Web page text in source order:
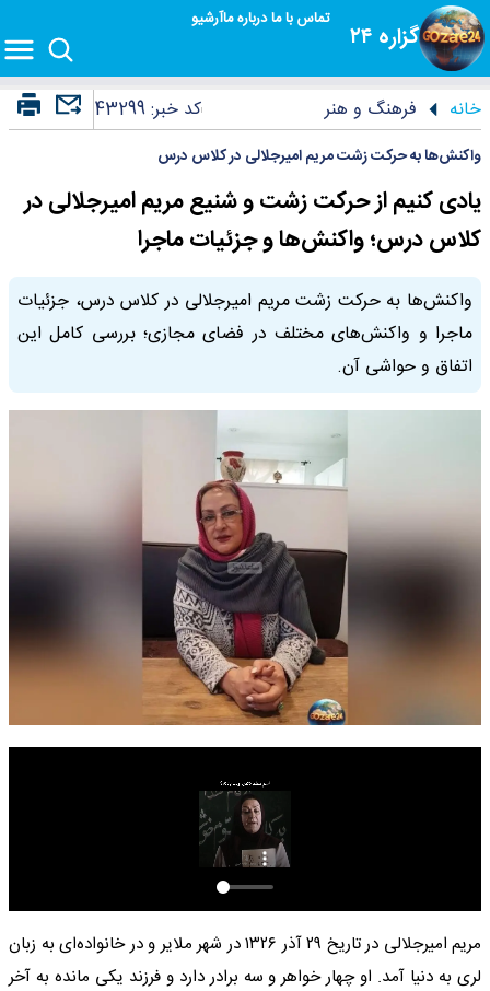
گزاره ۲۴
تماس با مادرباره ماآرشیو
خانه فرهنگ و هنر کد خبر:43299
واکنش‌ها به حرکت زشت مریم امیرجلالی در کلاس درس
یادی کنیم از حرکت زشت و شنیع مریم امیرجلالی در
کلاس درس؛ واکنش‌ها و جزئیات ماجرا
واکنش‌ها به حرکت زشت مریم امیرجلالی در کلاس درس، جزئیات
ماجرا و واکنش‌های مختلف در فضای مجازی؛ بررسی کامل این
اتفاق و حواشی آن.
مریم امیرجلالی در تاریخ ۲۹ آذر ۱۳۲۶ در شهر ملایر و در خانواده‌ای به زبان
لری به دنیا آمد. او چهار خواهر و سه برادر دارد و فرزند یکی مانده به آخر